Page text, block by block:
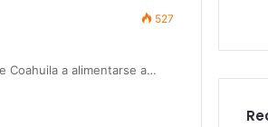
527
Coahuila a alimentarse a…